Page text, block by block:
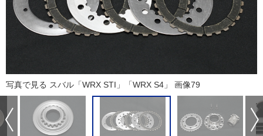
写真で見る スバル「WRX STI」「WRX S4」 画像79